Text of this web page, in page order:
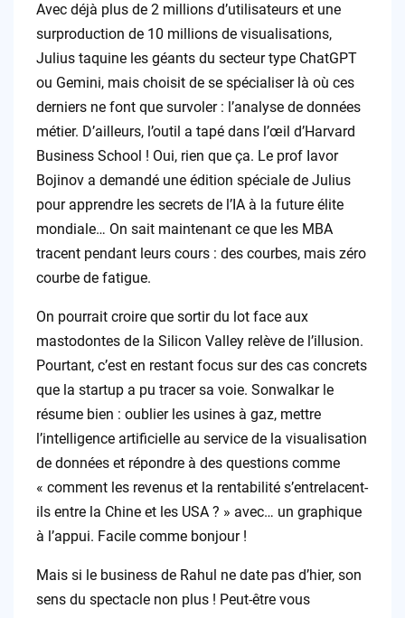
Avec déjà plus de 2 millions d’utilisateurs et une
surproduction de 10 millions de visualisations,
Julius taquine les géants du secteur type ChatGPT
ou Gemini, mais choisit de se spécialiser là où ces
derniers ne font que survoler : l’analyse de données
métier. D’ailleurs, l’outil a tapé dans l’œil d’Harvard
Business School ! Oui, rien que ça. Le prof Iavor
Bojinov a demandé une édition spéciale de Julius
pour apprendre les secrets de l’IA à la future élite
mondiale… On sait maintenant ce que les MBA
tracent pendant leurs cours : des courbes, mais zéro
courbe de fatigue.
On pourrait croire que sortir du lot face aux
mastodontes de la Silicon Valley relève de l’illusion.
Pourtant, c’est en restant focus sur des cas concrets
que la startup a pu tracer sa voie. Sonwalkar le
résume bien : oublier les usines à gaz, mettre
l’intelligence artificielle au service de la visualisation
de données et répondre à des questions comme
« comment les revenus et la rentabilité s’entrelacent-
ils entre la Chine et les USA ? » avec… un graphique
à l’appui. Facile comme bonjour !
Mais si le business de Rahul ne date pas d’hier, son
sens du spectacle non plus ! Peut-être vous